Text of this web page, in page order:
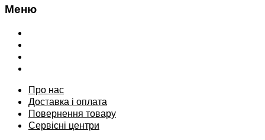
Меню
Переглянути
Про нас
Доставка і оплата
Повернення товару
Сервісні центри